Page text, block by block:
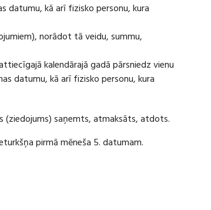
datumu, kā arī fizisko personu, kura
norādot tā veidu, summu,
kalendārajā gadā pārsniedz vienu
datumu, kā arī fizisko personu, kura
(ziedojums) saņemts, atmaksāts, atdots.
pirmā mēneša 5. datumam.